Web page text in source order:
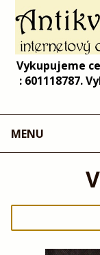
Vykupujeme
: 601118787.
MENU